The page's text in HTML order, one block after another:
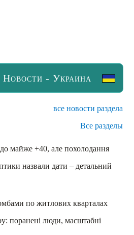
Новости - Украина
все новости раздела
Все разделы
майже +40, але похолодання
назвали дати – детальний
по житлових кварталах
поранені люди, масштабні